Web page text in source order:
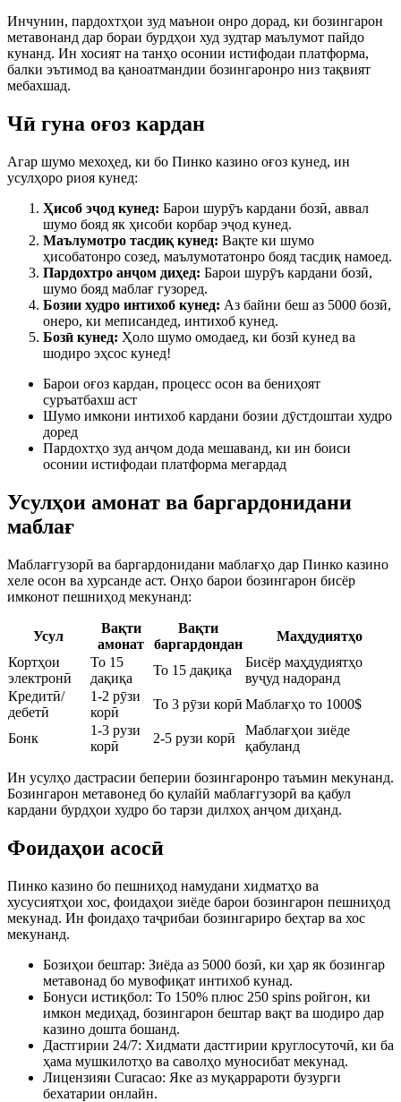
Инчунин, пардохтҳои зуд маънои онро дорад, ки бозингарон
метавонанд дар бораи бурдҳои худ зудтар маълумот пайдо
кунанд. Ин хосият на танҳо осонии истифодаи платформа,
балки эътимод ва қаноатмандии бозингаронро низ тақвият
мебахшад.
Чӣ гуна оғоз кардан
Агар шумо мехоҳед, ки бо Пинко казино оғоз кунед, ин
усулҳоро риоя кунед:
Ҳисоб эҷод кунед: Барои шурӯъ кардани бозӣ, аввал
шумо бояд як ҳисоби корбар эҷод кунед.
Маълумотро тасдиқ кунед: Вақте ки шумо
ҳисобатонро созед, маълумотатонро бояд тасдиқ намоед.
Пардохтро анҷом диҳед: Барои шурӯъ кардани бозӣ,
шумо бояд маблағ гузоред.
Бозии худро интихоб кунед: Аз байни беш аз 5000 бозӣ,
онеро, ки меписандед, интихоб кунед.
Бозӣ кунед: Ҳоло шумо омодаед, ки бозӣ кунед ва
шодиро эҳсос кунед!
Барои оғоз кардан, процесс осон ва бениҳоят
суръатбахш аст
Шумо имкони интихоб кардани бозии дӯстдоштаи худро
доред
Пардохтҳо зуд анҷом дода мешаванд, ки ин боиси
осонии истифодаи платформа мегардад
Усулҳои амонат ва баргардонидани
маблағ
Маблағгузорӣ ва баргардонидани маблағҳо дар Пинко казино
хеле осон ва хурсанде аст. Онҳо барои бозингарон бисёр
имконот пешниҳод мекунанд:
Усул
Вақти
амонат
Вақти
баргардондан
Маҳдудиятҳо
Кортҳои
электронӣ
То 15
дақиқа
То 15 дақиқа
Бисёр маҳдудиятҳо
вуҷуд надоранд
Кредитӣ/
дебетӣ
1-2 рӯзи
корӣ
То 3 рӯзи корӣ Маблағҳо то 1000$
Бонк
1-3 рузи
корӣ
2-5 рузи корӣ
Маблағҳои зиёде
қабуланд
Ин усулҳо дастрасии беперии бозингаронро таъмин мекунанд.
Бозингарон метавонед бо қулайӣ маблағгузорӣ ва қабул
кардани бурдҳои худро бо тарзи дилхоҳ анҷом диҳанд.
Фоидаҳои асосӣ
Пинко казино бо пешниҳод намудани хидматҳо ва
хусусиятҳои хос, фоидаҳои зиёде барои бозингарон пешниҳод
мекунад. Ин фоидаҳо таҷрибаи бозингариро беҳтар ва хос
мекунанд.
Бозиҳои бештар: Зиёда аз 5000 бозӣ, ки ҳар як бозингар
метавонад бо мувофиқат интихоб кунад.
Бонуси истиқбол: То 150% плюс 250 spins ройгон, ки
имкон медиҳад, бозингарон бештар вақт ва шодиро дар
казино дошта бошанд.
Дастгирии 24/7: Хидмати дастгирии круглосуточӣ, ки ба
ҳама мушкилотҳо ва саволҳо муносибат мекунад.
Лицензияи Curacao: Яке аз муқаррароти бузурги
бехатарии онлайн.